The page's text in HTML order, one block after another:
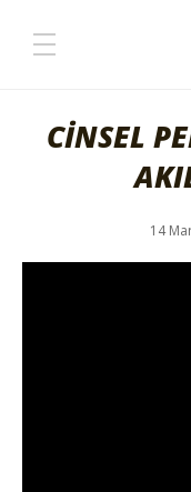
CİNSEL
14